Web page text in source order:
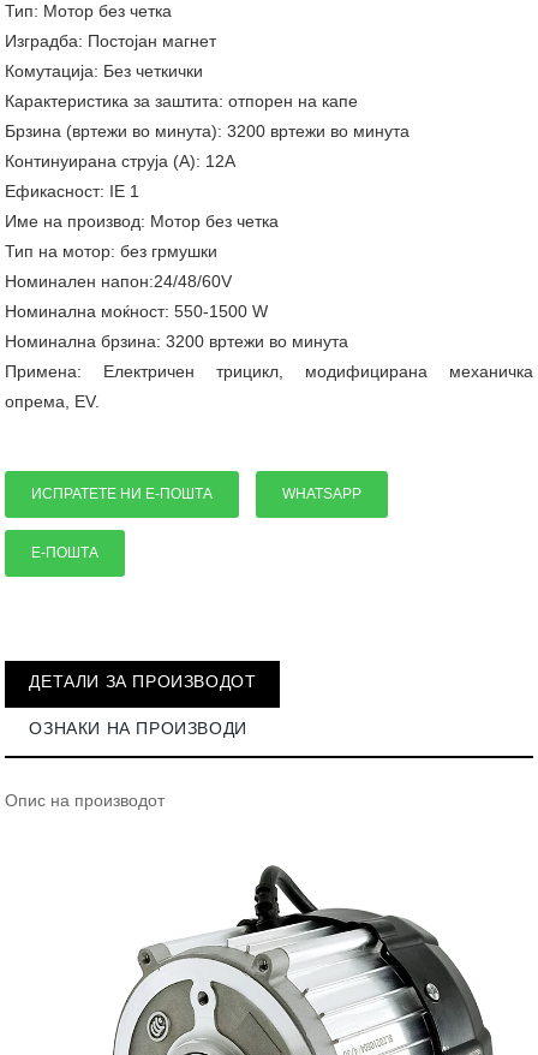
Тип: Мотор без четка
Изградба: Постојан магнет
Комутација: Без четкички
Карактеристика за заштита: отпорен на капе
Брзина (вртежи во минута): 3200 вртежи во минута
Континуирана струја (А): 12А
Ефикасност: IE 1
Име на производ: Мотор без четка
Тип на мотор: без грмушки
Номинален напон:24/48/60V
Номинална моќност: 550-1500 W
Номинална брзина: 3200 вртежи во минута
Примена: Електричен трицикл, модифицирана механичка
опрема, EV.
ИСПРАТЕТЕ НИ Е-ПОШТА WHATSAPP
Е-ПОШТА
ДЕТАЛИ ЗА ПРОИЗВОДОТ
ОЗНАКИ НА ПРОИЗВОДИ
Опис на производот